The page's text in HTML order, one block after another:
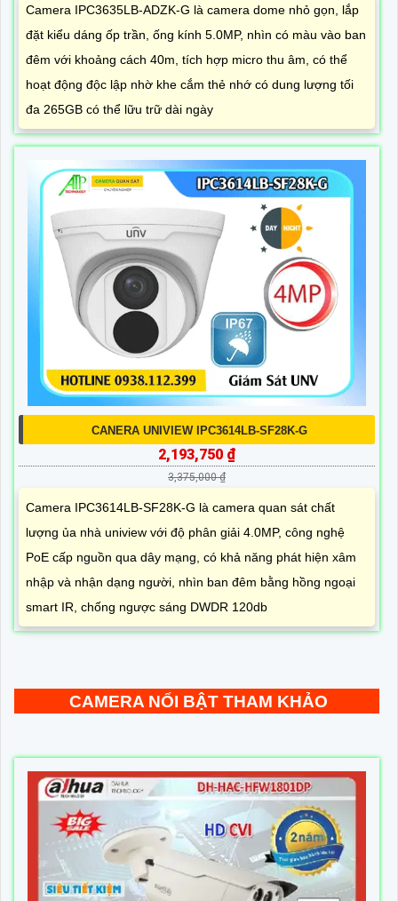
Camera IPC3635LB-ADZK-G là camera dome nhỏ gọn, lắp
đặt kiểu dáng ốp trần, ống kính 5.0MP, nhìn có màu vào ban
đêm với khoảng cách 40m, tích hợp micro thu âm, có thể
hoạt động độc lập nhờ khe cắm thẻ nhớ có dung lượng tối
đa 265GB có thể lữu trữ dài ngày
CANERA UNIVIEW IPC3614LB-SF28K-G
2,193,750 ₫
3,375,000 ₫
Camera IPC3614LB-SF28K-G là camera quan sát chất
lượng ủa nhà uniview với độ phân giải 4.0MP, công nghệ
PoE cấp nguồn qua dây mạng, có khả năng phát hiện xâm
nhập và nhận dạng người, nhìn ban đêm bằng hồng ngoại
smart IR, chống ngược sáng DWDR 120db
CAMERA NỔI BẬT THAM KHẢO